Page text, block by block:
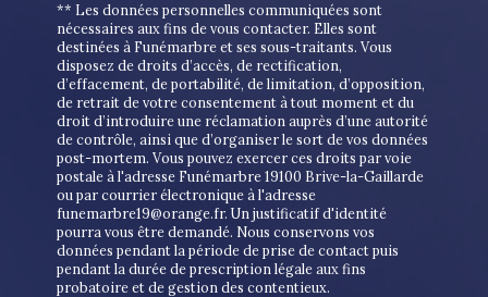
** Les données personnelles communiquées sont
nécessaires aux fins de vous contacter. Elles sont
destinées à Funémarbre et ses sous-traitants. Vous
disposez de droits d’accès, de rectification,
d’effacement, de portabilité, de limitation, d’opposition,
de retrait de votre consentement à tout moment et du
droit d’introduire une réclamation auprès d’une autorité
de contrôle, ainsi que d’organiser le sort de vos données
post-mortem. Vous pouvez exercer ces droits par voie
postale à l'adresse Funémarbre 19100 Brive-la-Gaillarde
ou par courrier électronique à l'adresse
funemarbre19@orange.fr. Un justificatif d'identité
pourra vous être demandé. Nous conservons vos
données pendant la période de prise de contact puis
pendant la durée de prescription légale aux fins
probatoire et de gestion des contentieux.